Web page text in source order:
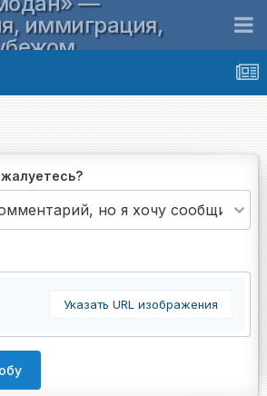
иммиграция,
Указать URL изображения